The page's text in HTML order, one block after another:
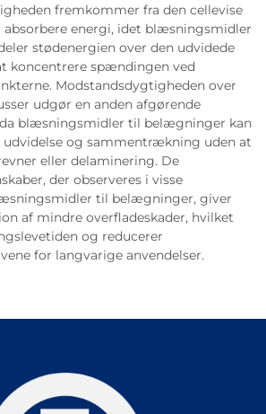
fremkommer fra den cellevise
energi, idet blæsningsmidler
stødenergien over den udvidede
koncentrere spændingen ved
Modstandsdygtigheden over
udgør en anden afgørende
blæsningsmidler til belægninger kan
og sammentrækning uden at
eller delaminering. De
der observeres i visse
til belægninger, giver
af mindre overfladeskader, hvilket
og reducerer
for langvarige anvendelser.